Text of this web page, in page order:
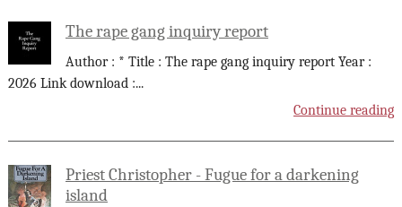
The rape gang inquiry report
Author : * Title : The rape gang inquiry report Year :
2026 Link download :...
Continue reading
Priest Christopher - Fugue for a darkening
island